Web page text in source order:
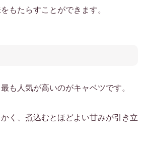
もたらすことができます。
も人気が高いのがキャベツです。
く、煮込むとほどよい甘みが引き立